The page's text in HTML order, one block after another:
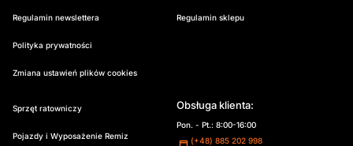
Regulamin newslettera
Polityka prywatności
Zmiana ustawień plików cookies
Regulamin sklepu
Sprzęt ratowniczy
Pojazdy i Wyposażenie Remiz
Obsługa klienta:
Pon. - Pt.: 8:00-16:00
(+48) 885 202 998